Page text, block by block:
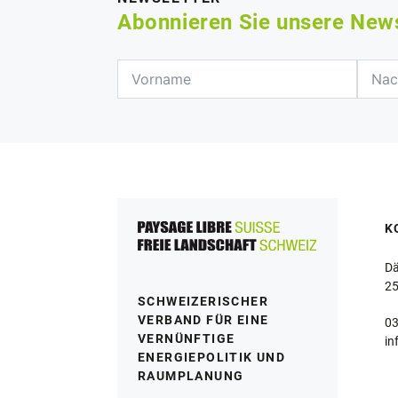
Abonnieren Sie unsere
SCHWEIZERISCHER
VERBAND FÜR EINE
VERNÜNFTIGE
ENERGIEPOLITIK UND
RAUMPLANUNG